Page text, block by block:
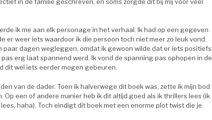
ik me aan elk personage in het verhaal. Ik had op een gegeven
er weer iets waardoor ik die persoon toch niet meer zo leuk vond.
paar dagen wegleggen, omdat ik gewoon wilde dat er iets positiefs
erg laat spannend werd. Ik vond de spanning pas ophopen in de
dit wel iets eerder mogen gebeuren.
van de dader. Toen ik halverwege dit boek was, zette ik mijn bod
Op een of andere manier heb ik dit altijd goed als ik thrillers lees (ik
haha). Toch eindigt dit boek met een enorme plot twist die je